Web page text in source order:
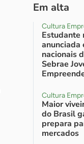
Em alta
Cultura
Estudante
anunciada
nacionais
Sebrae
Cultura
Maior
do Brasil
prepara
mercados